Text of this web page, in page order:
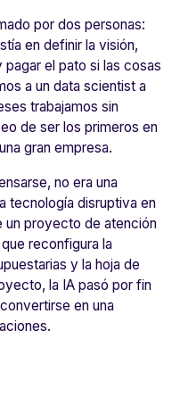
por dos personas:
en definir la visión,
el pato si las cosas
a un data scientist a
trabajamos sin
de ser los primeros en
gran empresa.
no era una
tecnología disruptiva en
un proyecto de atención
reconfigura la
y la hoja de
la IA pasó por fin
en una